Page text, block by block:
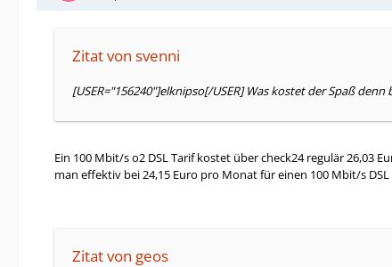
Zitat von svenni
[USER="156240"]elknipso[/USER] Was kostet der Spaß denn
Ein 100 Mbit/s o2 DSL Tarif kostet über check24 regulär 26,03
man effektiv bei 24,15 Euro pro Monat für einen 100 Mbit/s DSL
Zitat von geos